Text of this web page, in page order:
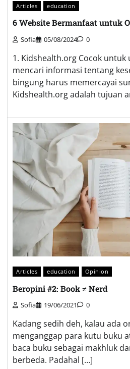
Articles education
6 Website Bermanfaat untuk
Sofia 05/08/2024 0
1. Kidshealth.org Cocok untuk
mencari informasi tentang
bingung harus memercayai
Kidshealth.org adalah tujuan
Articles education Opinion
Beropini #2: Book ≠ Nerd
Sofia 19/06/2021 0
Kadang sedih deh, kalau ada
menganggap para kutu buku
baca buku sebagai makhluk
berbeda. Padahal […]